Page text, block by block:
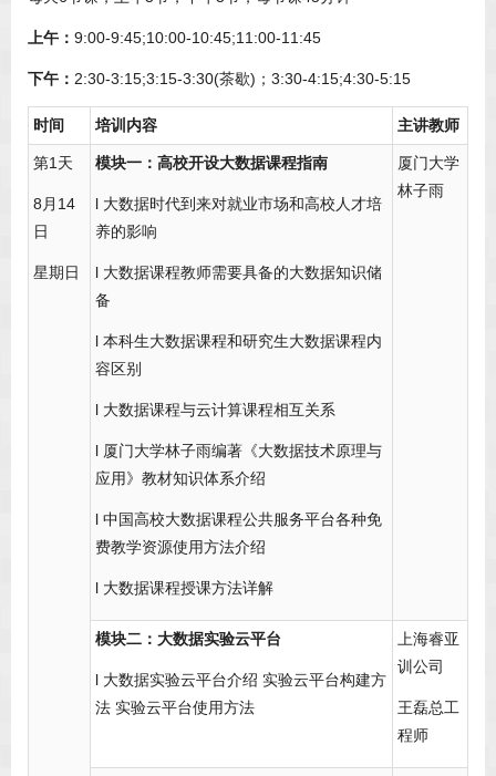
上午： 9:00-9:45;10:00-10:45;11:00-11:45
下午： 2:30-3:15;3:15-3:30(茶歇)；3:30-4:15;4:30-5:15
时间 培训内容 主讲教师
第1天
8月14
日
星期日
模块一：高校开设大数据课程指南
l 大数据时代到来对就业市场和高校人才培
养的影响
l 大数据课程教师需要具备的大数据知识储
备
l 本科生大数据课程和研究生大数据课程内
容区别
l 大数据课程与云计算课程相互关系
l 厦门大学林子雨编著《大数据技术原理与
应用》教材知识体系介绍
l 中国高校大数据课程公共服务平台各种免
费教学资源使用方法介绍
l 大数据课程授课方法详解
厦门大学
林子雨
模块二：大数据实验云平台
l 大数据实验云平台介绍 实验云平台构建方
法 实验云平台使用方法
上海睿亚
训公司
王磊总工
程师